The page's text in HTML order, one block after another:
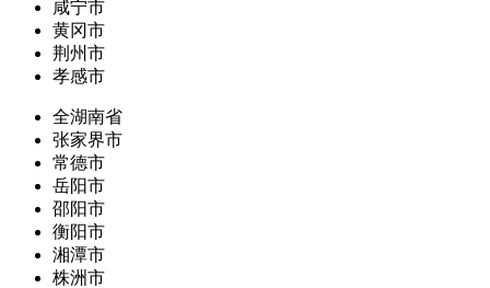
咸宁市
黄冈市
荆州市
孝感市
全湖南省
张家界市
常德市
岳阳市
邵阳市
衡阳市
湘潭市
株洲市